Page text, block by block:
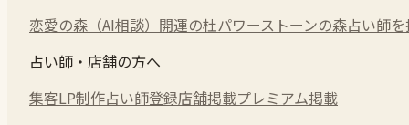
恋愛の森（AI相談） 開運の杜パワーストーンの森占い師
占い師・店舗の方へ
集客LP制作占い師登録店舗掲載プレミアム掲載